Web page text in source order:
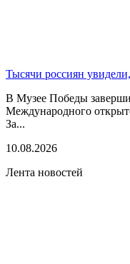
Тысячи россиян
В Музее Победы
Международного
За...
10.08.2026
Лента новостей